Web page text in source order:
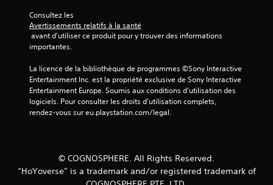
a
i
Consultez les
Avertissements relatifs à la santé
importantes.
La licence de la bibliothèque de programmes ©Sony Interactive
Entertainment Inc. est la propriété exclusive de Sony Interactive
Entertainment Europe. Soumis aux conditions d’utilisation des
logiciels. Pour consulter les droits d’utilisation complets,
rendez-vous sur eu.playstation.com/legal.
© COGNOSPHERE. All Rights Reserved.
“HoYoverse” is a trademark and/or registered trademark of